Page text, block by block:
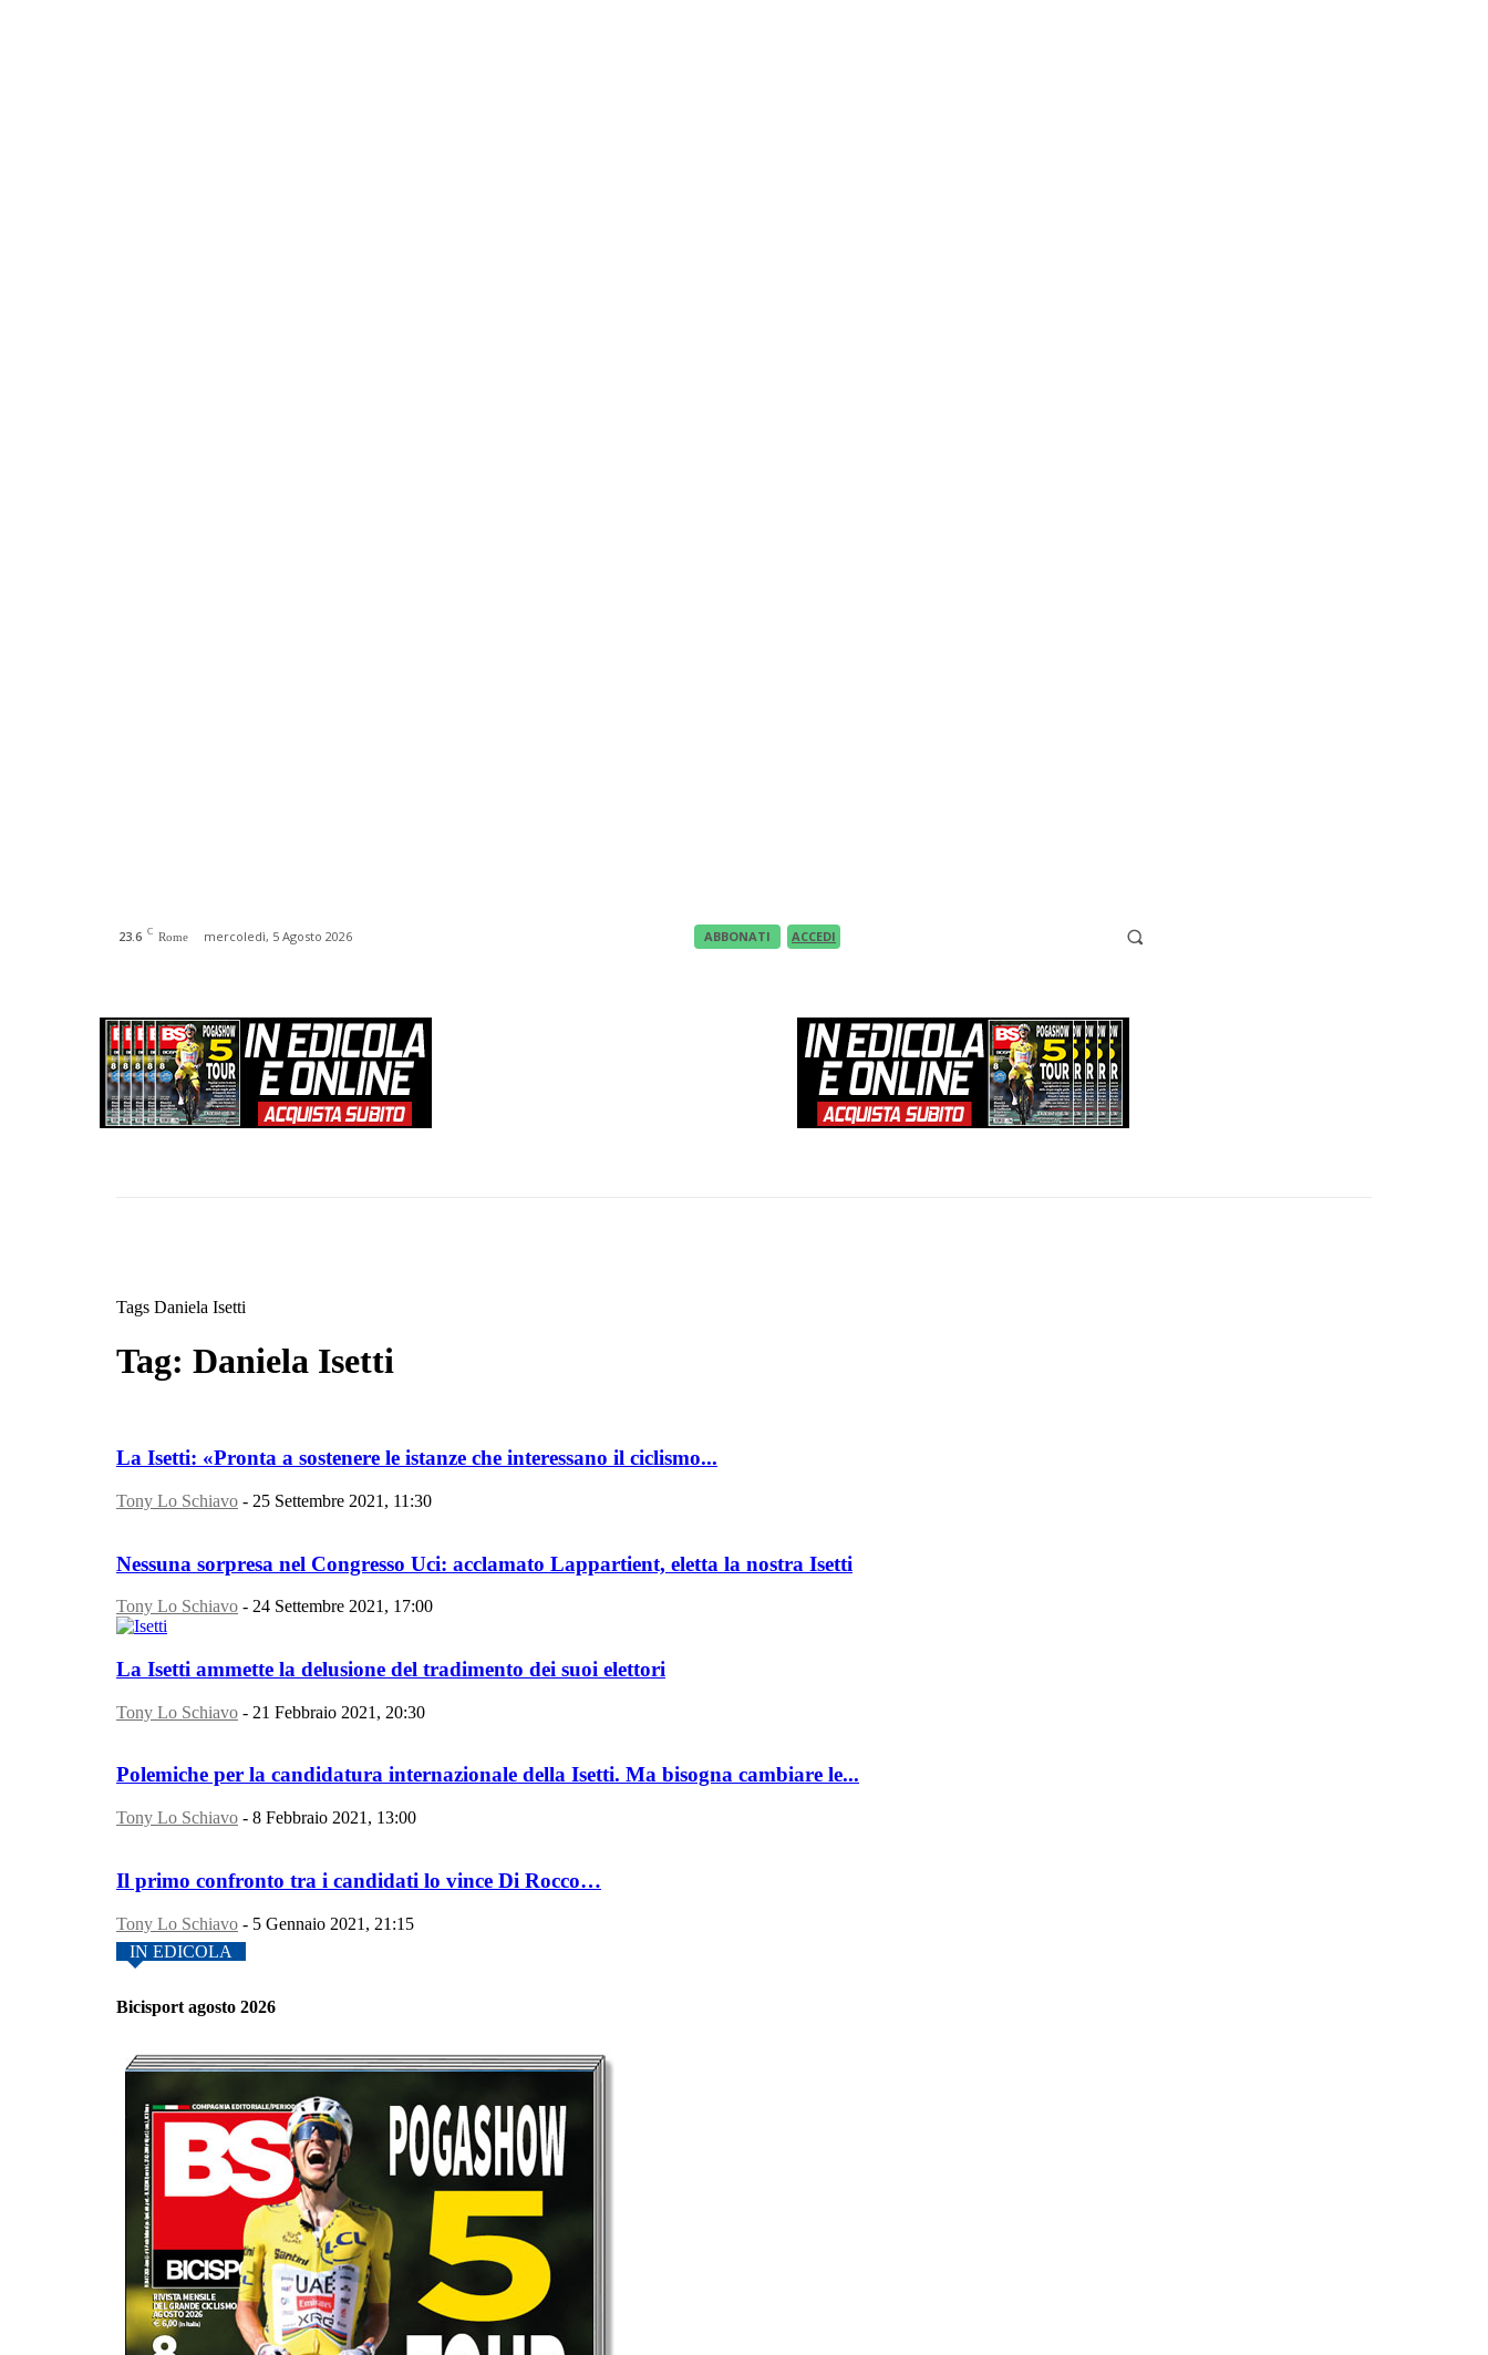
23.6 C Rome mercoledì, 5 Agosto 2026 ABBONATI ACCEDI
Tags Daniela Isetti
Tag: Daniela Isetti
La Isetti: «Pronta a sostenere le istanze che interessano il ciclismo...
Tony Lo Schiavo - 25 Settembre 2021, 11:30
Nessuna sorpresa nel Congresso Uci: acclamato Lappartient, eletta la nostra Isetti
Tony Lo Schiavo - 24 Settembre 2021, 17:00
La Isetti ammette la delusione del tradimento dei suoi elettori
Tony Lo Schiavo - 21 Febbraio 2021, 20:30
Polemiche per la candidatura internazionale della Isetti. Ma bisogna cambiare le...
Tony Lo Schiavo - 8 Febbraio 2021, 13:00
Il primo confronto tra i candidati lo vince Di Rocco…
Tony Lo Schiavo - 5 Gennaio 2021, 21:15
IN EDICOLA
Bicisport agosto 2026